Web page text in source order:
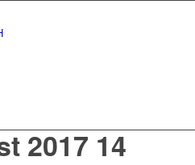
2017 14